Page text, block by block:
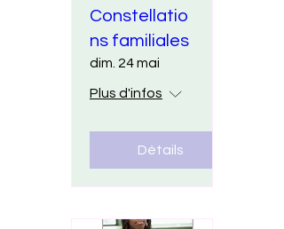
Constellatio
ns familiales
dim. 24 mai
Plus d'infos
Détails